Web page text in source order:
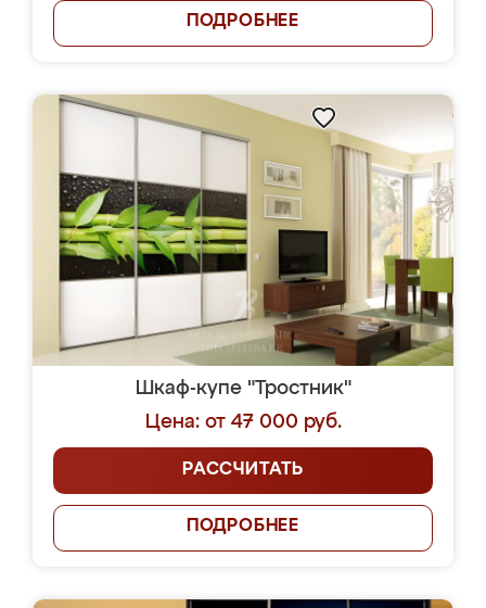
ПОДРОБНЕЕ
Шкаф-купе "Тростник"
Цена: от 47 000 руб.
РАССЧИТАТЬ
ПОДРОБНЕЕ